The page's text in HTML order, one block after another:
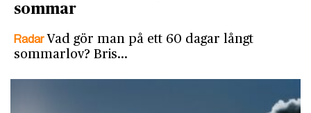
sommar
Radar Vad gör man på ett 60 dagar långt
sommarlov? Bris…